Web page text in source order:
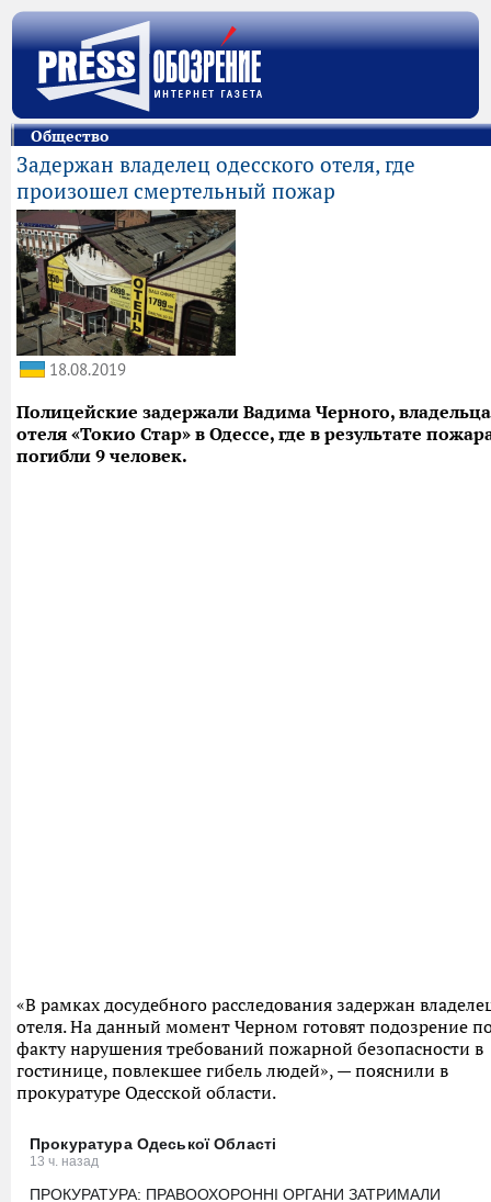
Общество
Задержан владелец одесского отеля, где
произошел смертельный пожар
18.08.2019
Полицейские задержали Вадима Черного, владельца
отеля «Токио Стар» в Одессе, где в результате
погибли 9 человек.
«В рамках досудебного расследования задержан
отеля. На данный момент Черном готовят подозрение
факту нарушения требований пожарной безопасности в
гостинице, повлекшее гибель людей», — пояснили в
прокуратуре Одесской области.
Прокуратура Одеської Області
13 ч. назад
ПРОКУРАТУРА: ПРАВООХОРОННІ ОРГАНИ ЗАТРИМАЛИ